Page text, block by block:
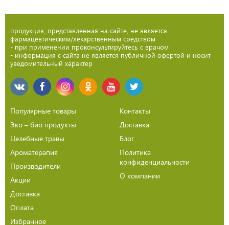
продукция, представленная на сайте, не является
фармацевтическим/лекарственным средством
- при применении проконсультируйтесь с врачом
- информация с сайта не является публичной офертой и носит
уведомительный характер
Популярные товары
Эко – био продукты
Целебные травы
Ароматерапия
Производители
Акции
Доставка
Оплата
Избранное
Контакты
Доставка
Блог
Политика
конфиденциальности
О компании